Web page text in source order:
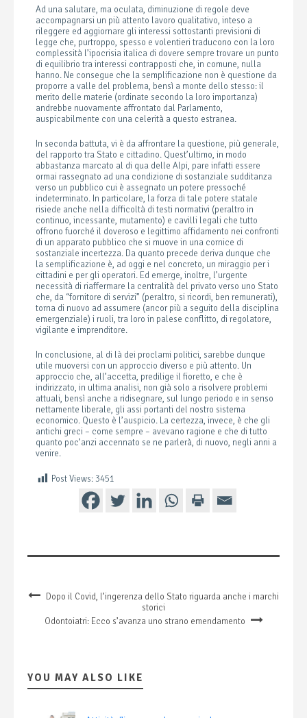
Ad una salutare, ma oculata, diminuzione di regole deve
accompagnarsi un più attento lavoro qualitativo, inteso a
rileggere ed aggiornare gli interessi sottostanti previsioni di
legge che, purtroppo, spesso e volentieri traducono con la loro
complessità l’ipocrisia italica di dovere sempre trovare un punto
di equilibrio tra interessi contrapposti che, in comune, nulla
hanno. Ne consegue che la semplificazione non è questione da
proporre a valle del problema, bensì a monte dello stesso: il
merito delle materie (ordinate secondo la loro importanza)
andrebbe nuovamente affrontato dal Parlamento,
auspicabilmente con una celerità a questo estranea.
In seconda battuta, vi è da affrontare la questione, più generale,
del rapporto tra Stato e cittadino. Quest’ultimo, in modo
abbastanza marcato al di qua delle Alpi, pare infatti essere
ormai rassegnato ad una condizione di sostanziale sudditanza
verso un pubblico cui è assegnato un potere pressoché
indeterminato. In particolare, la forza di tale potere statale
risiede anche nella difficoltà di testi normativi (peraltro in
continuo, incessante, mutamento) e cavilli legali che tutto
offrono fuorché il doveroso e legittimo affidamento nei confronti
di un apparato pubblico che si muove in una cornice di
sostanziale incertezza. Da quanto precede deriva dunque che
la semplificazione è, ad oggi e nel concreto, un miraggio per i
cittadini e per gli operatori. Ed emerge, inoltre, l’urgente
necessità di riaffermare la centralità del privato verso uno Stato
che, da “fornitore di servizi” (peraltro, si ricordi, ben remunerati),
torna di nuovo ad assumere (ancor più a seguito della disciplina
emergenziale) i ruoli, tra loro in palese conflitto, di regolatore,
vigilante e imprenditore.
In conclusione, al di là dei proclami politici, sarebbe dunque
utile muoversi con un approccio diverso e più attento. Un
approccio che, all’accetta, predilige il fioretto, e che è
indirizzato, in ultima analisi, non già solo a risolvere problemi
attuali, bensì anche a ridisegnare, sul lungo periodo e in senso
nettamente liberale, gli assi portanti del nostro sistema
economico. Questo è l’auspicio. La certezza, invece, è che gli
antichi greci – come sempre – avevano ragione e che di tutto
quanto poc’anzi accennato se ne parlerà, di nuovo, negli anni a
venire.
Post Views: 3451
Dopo il Covid, l’ingerenza dello Stato riguarda anche i marchi
storici
Odontoiatri: Ecco s’avanza uno strano emendamento
YOU MAY ALSO LIKE